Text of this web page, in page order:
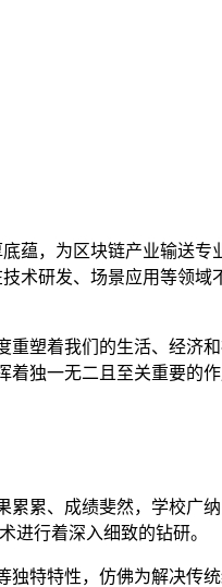
蕴，为区块链产业输送专
术研发、场景应用等领域
塑着我们的生活、经济
独一无二且至关重要的
累、成绩斐然，学校广
进行着深入细致的钻研。
特特性，仿佛为解决传